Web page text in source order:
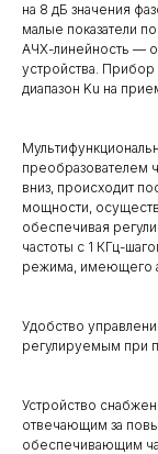
на 8 дБ значения
малые показатели
АЧХ-линейность —
устройства. Прибор
диапазон Ku на
преобразователем
вниз, происходит
мощности,
обеспечивая
частоты с 1 КГц-
режима, имеющего
Удобство
регулируемым при
Устройство
отвечающим за
обеспечивающим